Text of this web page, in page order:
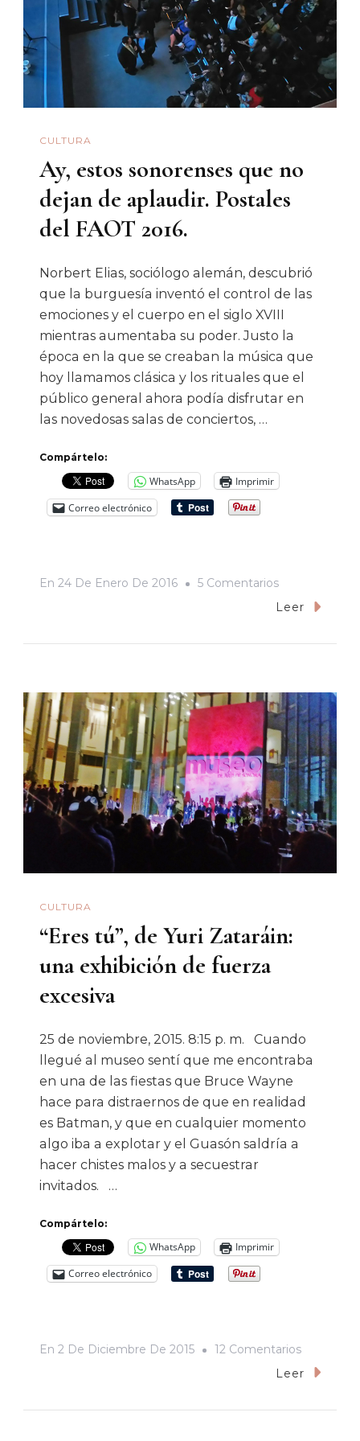
FAOT
2016.
CULTURA
Ay, estos sonorenses que no
dejan de aplaudir. Postales
del FAOT 2016.
Norbert Elias, sociólogo alemán, descubrió
que la burguesía inventó el control de las
emociones y el cuerpo en el siglo XVIII
mientras aumentaba su poder. Justo la
época en la que se creaban la música que
hoy llamamos clásica y los rituales que el
público general ahora podía disfrutar en
las novedosas salas de conciertos, …
Compártelo:
WhatsApp
Imprimir
Correo electrónico
En 24 De Enero De 2016 5 ComentariosEn
Ay,
No
Dejan
De
Aplaudir.
Postales
Del
FAOT
2016.
Leer
CULTURA
“Eres tú”, de Yuri Zataráin:
una exhibición de fuerza
excesiva
25 de noviembre, 2015. 8:15 p. m. Cuando
llegué al museo sentí que me encontraba
en una de las fiestas que Bruce Wayne
hace para distraernos de que en realidad
es Batman, y que en cualquier momento
algo iba a explotar y el Guasón saldría a
hacer chistes malos y a secuestrar
invitados. …
Compártelo:
WhatsApp
Imprimir
Correo electrónico
En 2 De Diciembre De 2015 12 ComentariosEn
“Eres
Leer